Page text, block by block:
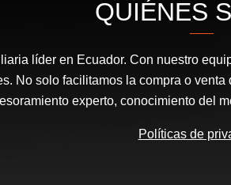
QUIÉNES
líder en Ecuador. Con nuestro
No solo facilitamos la compra o
experto, conocimiento del
Políticas de